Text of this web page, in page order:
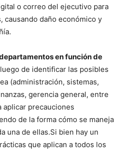
o correo del ejecutivo para
causando daño económico y
en función de
luego de identificar las posibles
(administración, sistemas,
gerencia general, entre
aplicar precauciones
de la forma cómo se maneja
una de ellas.Si bien hay un
que aplican a todos los